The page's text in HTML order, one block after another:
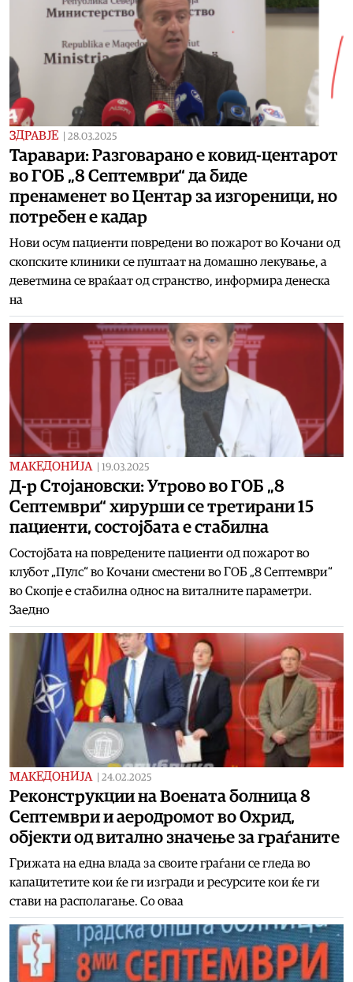
ЗДРАВЈЕ 28.03.2025
Таравари: Разговарано е ковид-центарот
во ГОБ „8 Септември“ да биде
пренаменет во Центар за изгореници, но
потребен е кадар
Нови осум пациенти повредени во пожарот во Кочани од
скопските клиники се пуштаат на домашно лекување, а
деветмина се враќаат од странство, информира денеска
на
МАКЕДОНИЈА 19.03.2025
Д-р Стојановски: Утрово во ГОБ „8
Септември“ хирурши се третирани 15
пациенти, состојбата е стабилна
Состојбата на повредените пациенти од пожарот во
клубот „Пулс“ во Кочани сместени во ГОБ „8 Септември“
во Скопје е стабилна однос на виталните параметри.
Заедно
МАКЕДОНИЈА 24.02.2025
Реконструкции на Воената болница 8
Септември и аеродромот во Охрид,
објекти од витално значење за граѓаните
Грижата на една влада за своите граѓани се гледа во
капацитетите кои ќе ги изгради и ресурсите кои ќе ги
стави на располагање. Со оваа